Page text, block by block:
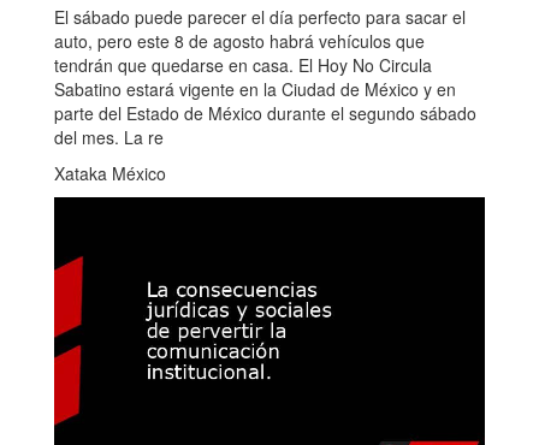
El sábado puede parecer el día perfecto para sacar el
auto, pero este 8 de agosto habrá vehículos que
tendrán que quedarse en casa. El Hoy No Circula
Sabatino estará vigente en la Ciudad de México y en
parte del Estado de México durante el segundo sábado
del mes. La re
Xataka México